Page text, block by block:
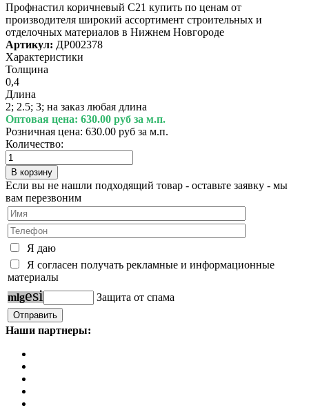
Профнастил коричневый С21 купить по ценам от
производителя широкий ассортимент строительных и
отделочных материалов в Нижнем Новгороде
Артикул: ДР002378
Характеристики
Толщина
0,4
Длина
2; 2.5; 3; на заказ любая длина
Оптовая цена: 630.00 руб за м.п.
Розничная цена: 630.00 руб за м.п.
Количество:
Если вы не нашли подходящий товар - оставьте заявку - мы
вам перезвоним
Я даю
Я согласен получать рекламные и информационные
материалы
mlgesi Защита от спама
Наши партнеры: